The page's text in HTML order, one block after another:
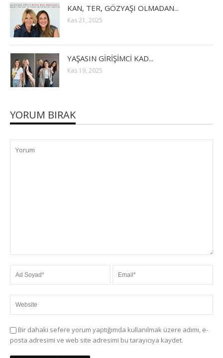
KAN, TER, GÖZYAŞI OLMADAN...
Kas 21, 2025
YAŞASIN GİRİŞİMCİ KAD...
Kas 19, 2025
YORUM BIRAK
Bir dahaki sefere yorum yaptığımda kullanılmak üzere adımı, e-
posta adresimi ve web site adresimi bu tarayıcıya kaydet.